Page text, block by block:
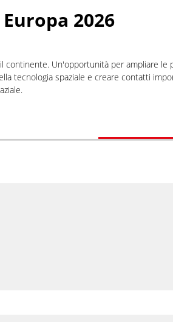
2026
continente. Un'opportunità per ampliare le
tecnologia spaziale e creare contatti